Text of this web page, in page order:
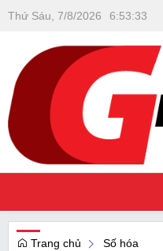
Thứ Sáu, 7/8/2026 6:53:33
Trang chủ Số hóa